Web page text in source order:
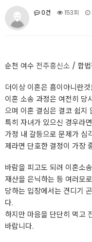
0건 153회
순천 여수 전주흥신소 / 합
더이상 이혼은 흠이아니란
이혼 소송 과정은 여전히 당
으며 이혼 결심은 결코 쉽지
특히 자녀가 있으신 경우라
가정 내 갈등으로 문제가 심
제라면 단호한 결정이 가장
바람을 피고도 되려 이혼소
재산을 은닉하는 등 여러모
당하는 입장에서는 견디기
다.
하지만 마음을 단단히 먹고
바랍니다.